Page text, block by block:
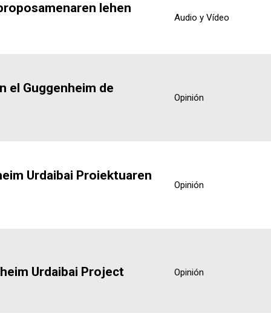
lehen
Audio y Vídeo
el Guggenheim de
Opinión
Urdaibai Proiektuaren
Opinión
Urdaibai Project Opinión